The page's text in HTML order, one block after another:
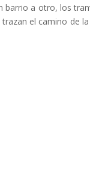
barrio a otro, los
el camino de